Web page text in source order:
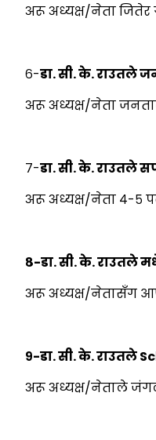
अरू अध्यक्ष/नेता
६-डा. सी. के. राउतले
अरू अध्यक्ष/नेता
७-डा. सी. के. राउतले
अरू अध्यक्ष/नेता ४-५
८-डा. सी. के. राउतले
अरू अध्यक्ष/नेतासँग
९-डा. सी. के. राउतले
अरू अध्यक्ष/नेताले